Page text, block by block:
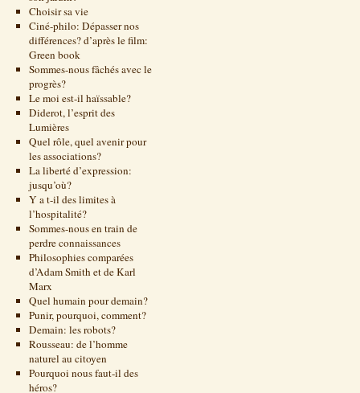
Choisir sa vie
Ciné-philo: Dépasser nos
différences? d’après le film:
Green book
Sommes-nous fâchés avec le
progrès?
Le moi est-il haïssable?
Diderot, l’esprit des
Lumières
Quel rôle, quel avenir pour
les associations?
La liberté d’expression:
jusqu’où?
Y a t-il des limites à
l’hospitalité?
Sommes-nous en train de
perdre connaissances
Philosophies comparées
d’Adam Smith et de Karl
Marx
Quel humain pour demain?
Punir, pourquoi, comment?
Demain: les robots?
Rousseau: de l’homme
naturel au citoyen
Pourquoi nous faut-il des
héros?